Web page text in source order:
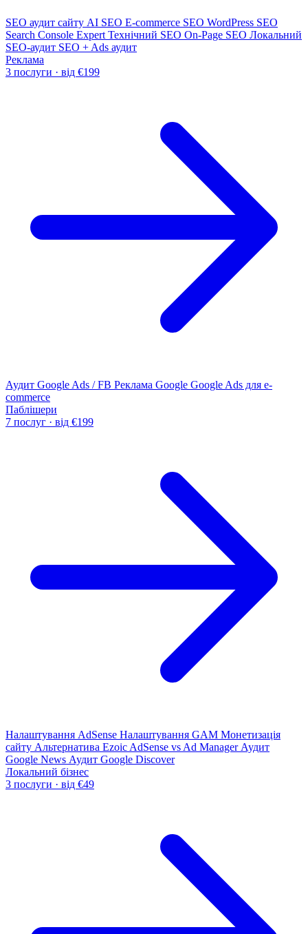
SEO аудит сайту AI SEO E-commerce SEO WordPress SEO
Search Console Expert Технічний SEO On-Page SEO Локальний
SEO-аудит SEO + Ads аудит
Реклама
3 послуги · від €199
Аудит Google Ads / FB Реклама Google Google Ads для e-
commerce
Паблішери
7 послуг · від €199
Налаштування AdSense Налаштування GAM Монетизація
сайту Альтернатива Ezoic AdSense vs Ad Manager Аудит
Google News Аудит Google Discover
Локальний бізнес
3 послуги · від €49